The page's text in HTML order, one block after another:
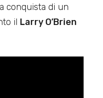
conquista di un
il Larry O’Brien